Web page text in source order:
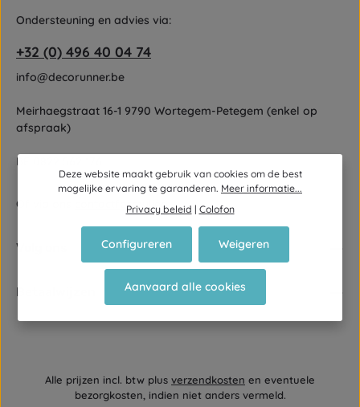
Ondersteuning en advies via:
+32 (0) 496 40 04 74
info@decorunner.be
Meirhaegstraat 16-1 9790 Wortegem-Petegem (enkel op
afspraak)
BE 0822 562 176
Of via ons contactformulier .
Volg ons
Betaalwijzen
Alle prijzen incl. btw plus verzendkosten en eventuele
bezorgkosten, indien niet anders vermeld.
Deze website maakt gebruik van cookies om de best
mogelijke ervaring te garanderen. Meer informatie...
Privacy beleid | Colofon
Weigeren
Configureren
Aanvaard alle cookies